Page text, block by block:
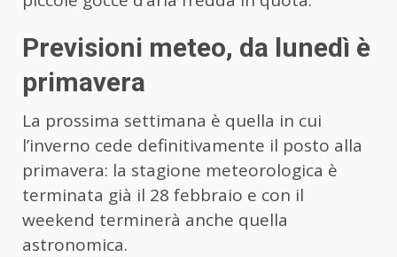
Previsioni meteo, da lunedì è
primavera
La prossima settimana è quella in cui
l’inverno cede definitivamente il posto alla
primavera: la stagione meteorologica è
terminata già il 28 febbraio e con il
weekend terminerà anche quella
astronomica.